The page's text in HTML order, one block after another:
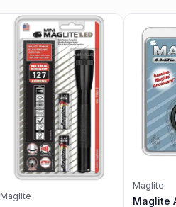
Maglite
Maglite
Maglite